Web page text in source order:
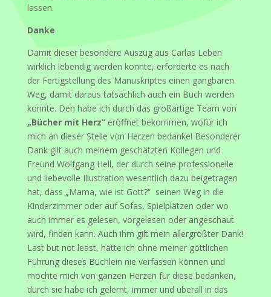
lassen.
Danke
Damit dieser besondere Auszug aus Carlas Leben
wirklich lebendig werden konnte, erforderte es nach
der Fertigstellung des Manuskriptes einen gangbaren
Weg, damit daraus tatsächlich auch ein Buch werden
konnte. Den habe ich durch das großartige Team von
„Bücher mit Herz“eröffnet bekommen, wofür ich
mich an dieser Stelle von Herzen bedanke! Besonderer
Dank gilt auch meinem geschätzten Kollegen und
Freund Wolfgang Hell, der durch seine professionelle
und liebevolle Illustration wesentlich dazu beigetragen
hat, dass „Mama, wie ist Gott?“ seinen Weg in die
Kinderzimmer oder auf Sofas, Spielplätzen oder wo
auch immer es gelesen, vorgelesen oder angeschaut
wird, finden kann. Auch ihm gilt mein allergrößter Dank!
Last but not least, hätte ich ohne meiner göttlichen
Führung dieses Büchlein nie verfassen können und
möchte mich von ganzen Herzen für diese bedanken,
durch sie habe ich gelernt, immer und überall in das